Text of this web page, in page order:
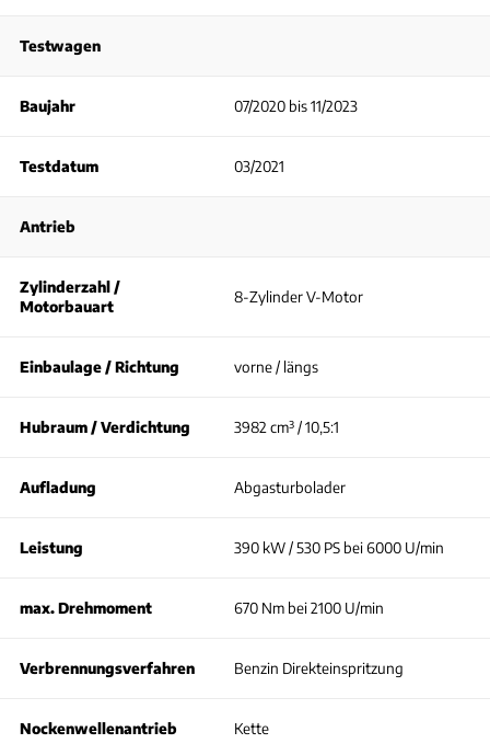
Testwagen
Baujahr 07/2020 bis 11/2023
Testdatum 03/2021
Antrieb
Zylinderzahl /
Motorbauart
8-Zylinder V-Motor
Einbaulage / Richtung vorne / längs
Hubraum / Verdichtung 3982 cm³ / 10,5:1
Aufladung Abgasturbolader
Leistung 390 kW / 530 PS bei 6000 U/min
max. Drehmoment 670 Nm bei 2100 U/min
Verbrennungsverfahren Benzin Direkteinspritzung
Nockenwellenantrieb Kette